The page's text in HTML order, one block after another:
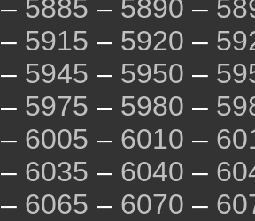
– 5885 – 5890 –
– 5915 – 5920 –
– 5945 – 5950 –
– 5975 – 5980 –
– 6005 – 6010 –
– 6035 – 6040 –
– 6065 – 6070 –